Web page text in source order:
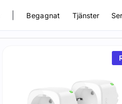
Begagnat Tjänster